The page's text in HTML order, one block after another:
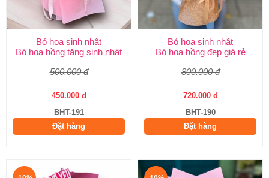
Bó hoa sinh nhật
Bó hoa hồng tặng sinh nhật
500.000 đ
450.000 đ
BHT-191
Đặt hàng
Bó hoa sinh nhật
Bó hoa hồng đẹp giá rẻ
800.000 đ
720.000 đ
BHT-190
Đặt hàng